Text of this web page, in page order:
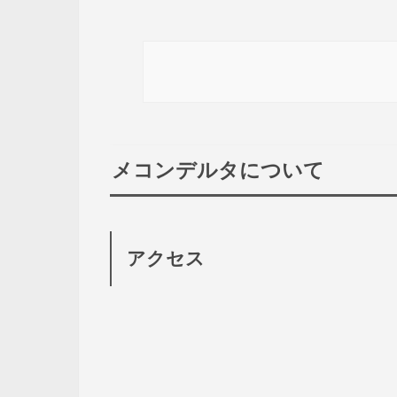
メコンデルタについて
アクセス